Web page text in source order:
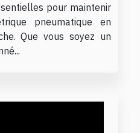
pour maintenir
pneumatique en
Que vous soyez un